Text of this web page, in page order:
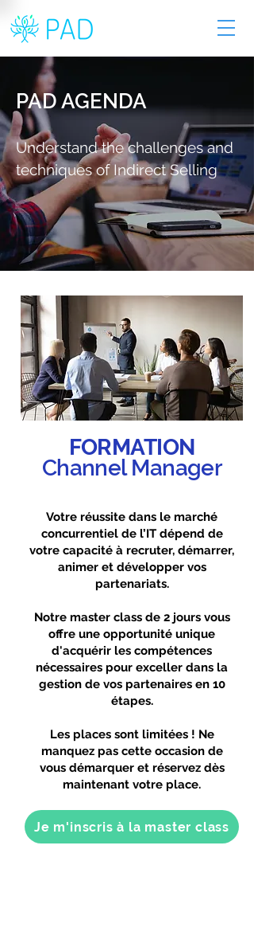
PAD AGENDA
Understand the challenges and
techniques of Indirect Selling
FORMATION
Channel Manager
Votre réussite dans le marché
concurrentiel de l’IT dépend de
votre capacité à recruter, démarrer,
animer et développer vos
partenariats.
Notre master class de 2 jours vous
offre une opportunité unique
d'acquérir les compétences
nécessaires pour exceller dans la
gestion de vos partenaires en 10
étapes.
Les places sont limitées ! Ne
manquez pas cette occasion de
vous démarquer et réservez dès
maintenant votre place.
Je m'inscris à la master class